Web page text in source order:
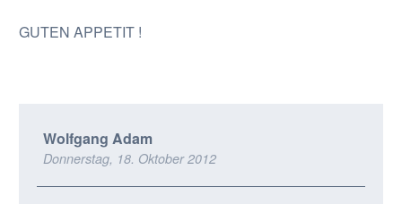
GUTEN APPETIT !
Wolfgang Adam
Donnerstag, 18. Oktober 2012